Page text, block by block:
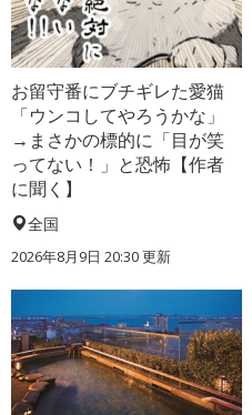
お留守番にブチギレた愛猫
「ウンコしてやろうかな」
→まさかの標的に「目が笑
ってない！」と恐怖【作者
に聞く】
全国
2026年8月9日 20:30更新